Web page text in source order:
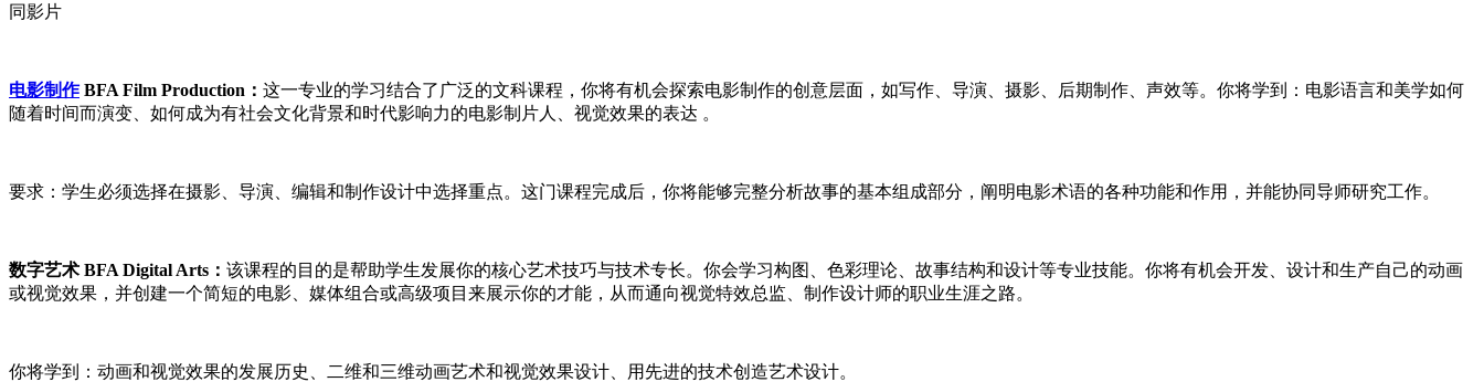
同影片
电影制作BFA Film Production： 这一专业的学习结合了广泛的文科课程，你将有机会探索电影制作的创意层面，如写作、导演、摄影、后期制作、声效等。你将学到：电影语言和美学如何
随着时间而演变、如何成为有社会文化背景和时代影响力的电影制片人、视觉效果的表达 。
要求：学生必须选择在摄影、导演、编辑和制作设计中选择重点。这门课程完成后，你将能够完整分析故事的基本组成部分，阐明电影术语的各种功能和作用，并能协同导师研究工作。
数字艺术 BFA Digital Arts： 该课程的目的是帮助学生发展你的核心艺术技巧与技术专长。你会学习构图、色彩理论、故事结构和设计等专业技能。你将有机会开发、设计和生产自己的动画
或视觉效果，并创建一个简短的电影、媒体组合或高级项目来展示你的才能，从而通向视觉特效总监、制作设计师的职业生涯之路。
你将学到：动画和视觉效果的发展历史、二维和三维动画艺术和视觉效果设计、用先进的技术创造艺术设计。